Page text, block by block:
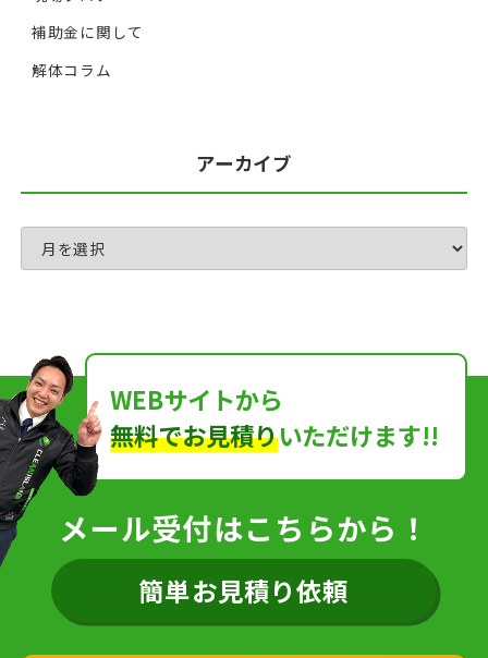
補助金に関して
解体コラム
アーカイブ
WEBサイトから
無料でお見積りいただけます!!
メール受付はこちらから！
簡単お見積り依頼